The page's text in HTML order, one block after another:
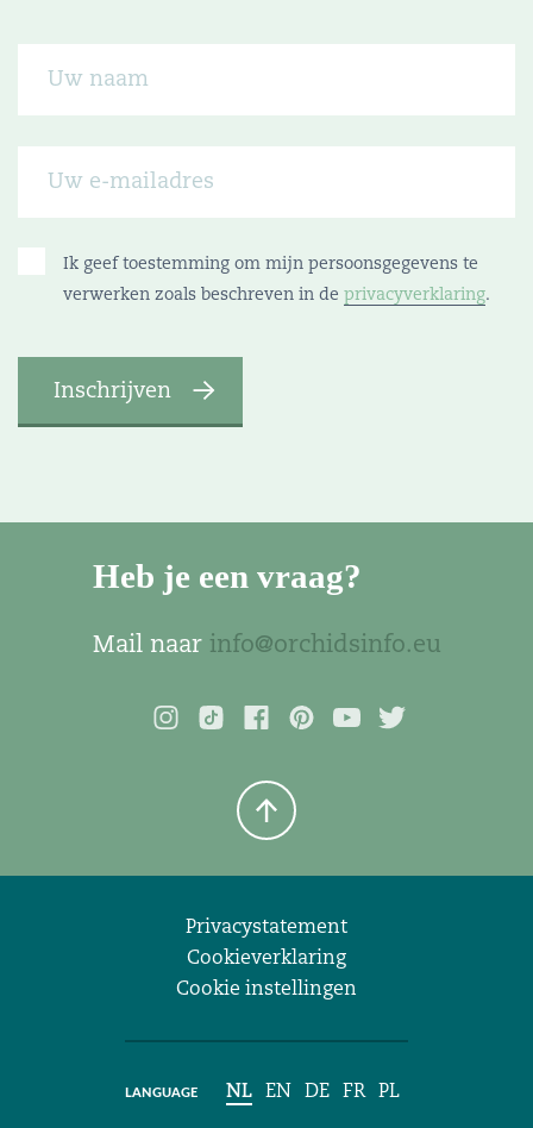
Ik geef toestemming om mijn persoonsgegevens te
verwerken zoals beschreven in de privacyverklaring.
Heb je een vraag?
Mail naar info@orchidsinfo.eu
Privacystatement
Cookieverklaring
Cookie instellingen
NL EN DE FR PL